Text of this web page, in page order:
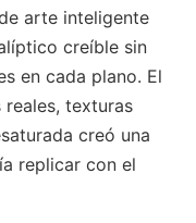
arte inteligente
creíble sin
en cada plano. El
texturas
creó una
replicar con el